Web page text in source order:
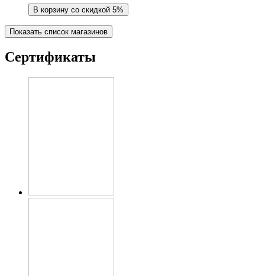
В корзину со скидкой 5%
Показать список магазинов
Сертификаты